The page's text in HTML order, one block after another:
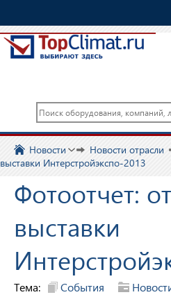
Новости Новости отрасли
выставки Интерстройэкспо-2013
Фотоотчет:
выставки
Тема: События